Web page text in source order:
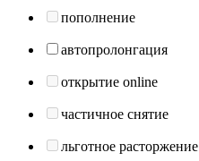
пополнение
автопролонгация
открытие online
частичное снятие
льготное расторжение